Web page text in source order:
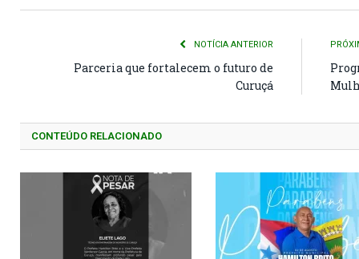
NOTÍCIA ANTERIOR
Parceria que fortalecem o futuro de
Curuçá
CONTEÚDO RELACIONADO